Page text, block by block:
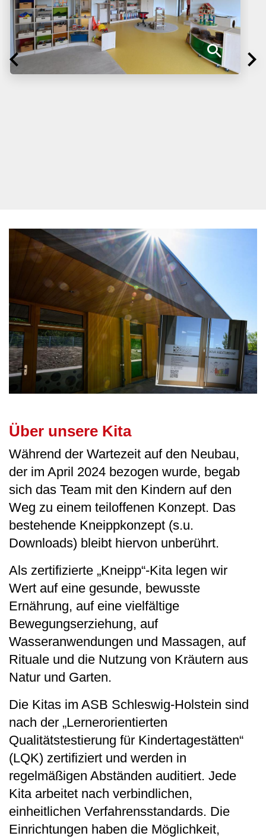
Über unsere Kita
Während der Wartezeit auf den Neubau,
der im April 2024 bezogen wurde, begab
sich das Team mit den Kindern auf den
Weg zu einem teiloffenen Konzept. Das
bestehende Kneippkonzept (s.u.
Downloads) bleibt hiervon unberührt.
Als zertifizierte „Kneipp“-Kita legen wir
Wert auf eine gesunde, bewusste
Ernährung, auf eine vielfältige
Bewegungserziehung, auf
Wasseranwendungen und Massagen, auf
Rituale und die Nutzung von Kräutern aus
Natur und Garten.
Die Kitas im ASB Schleswig-Holstein sind
nach der „Lernerorientierten
Qualitätstestierung für Kindertagestätten“
(LQK) zertifiziert und werden in
regelmäßigen Abständen auditiert. Jede
Kita arbeitet nach verbindlichen,
einheitlichen Verfahrensstandards. Die
Einrichtungen haben die Möglichkeit,